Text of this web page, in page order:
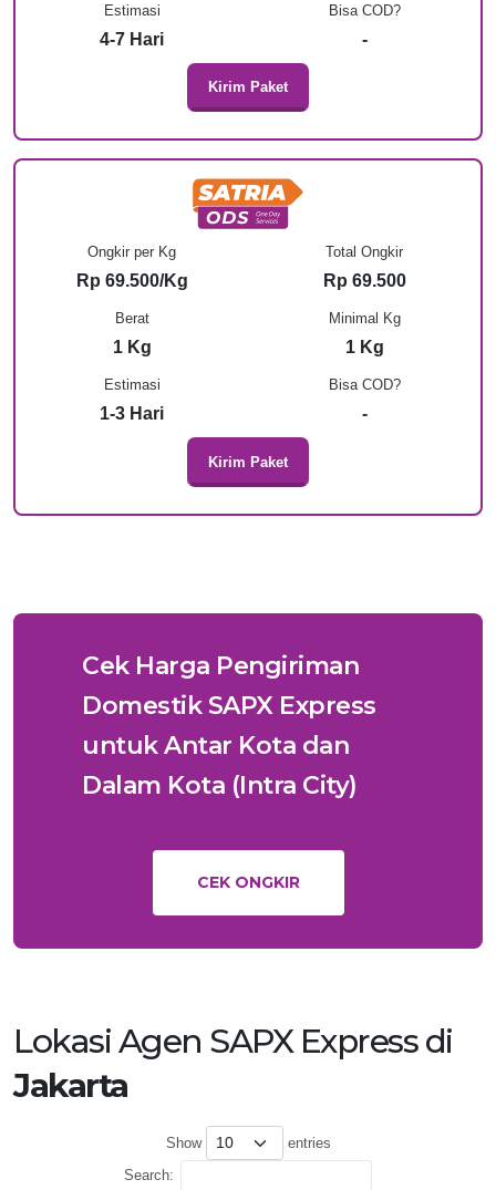
Bisa COD?
-
Estimasi
4-7 Hari
Kirim Paket
Bisa COD?
-
Ongkir per Kg
Rp 69.500/Kg
Total Ongkir
Rp 69.500
Berat
1 Kg
Minimal Kg
1 Kg
Estimasi
1-3 Hari
Kirim Paket
Cek Harga Pengiriman
Domestik SAPX Express
untuk Antar Kota dan
Dalam Kota (Intra City)
CEK ONGKIR
Lokasi Agen SAPX Express di
Jakarta
Show
entries
Search: